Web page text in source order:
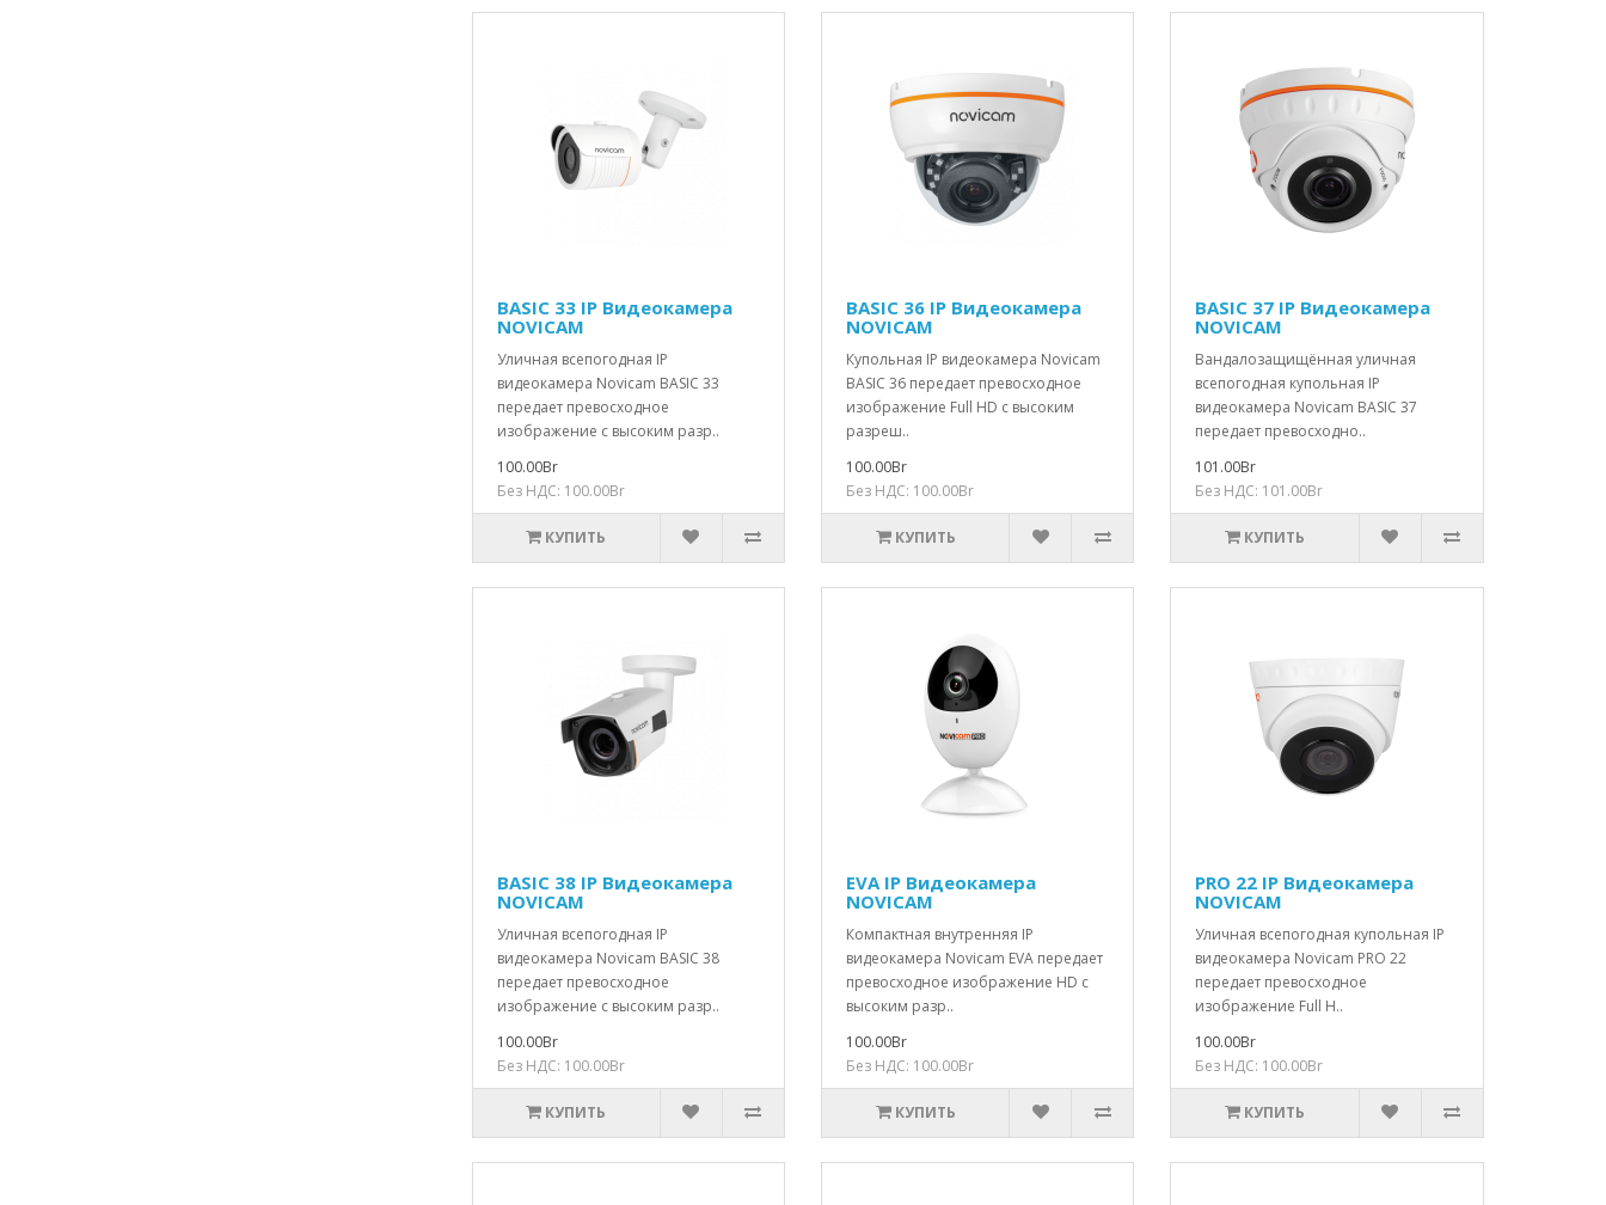
BASIC 33 IP Видеокамера
NOVICAM
Уличная всепогодная IP
видеокамера Novicam BASIC 33
передает превосходное
изображение с высоким разр..
100.00Br
Без НДС: 100.00Br
КУПИТЬ
BASIC 36 IP Видеокамера
NOVICAM
Купольная IP видеокамера Novicam
BASIC 36 передает превосходное
изображение Full HD с высоким
разреш..
100.00Br
Без НДС: 100.00Br
КУПИТЬ
BASIC 37 IP Видеокамера
NOVICAM
Вандалозащищённая уличная
всепогодная купольная IP
видеокамера Novicam BASIC 37
передает превосходно..
101.00Br
Без НДС: 101.00Br
КУПИТЬ
BASIC 38 IP Видеокамера
NOVICAM
Уличная всепогодная IP
видеокамера Novicam BASIC 38
передает превосходное
изображение с высоким разр..
100.00Br
Без НДС: 100.00Br
КУПИТЬ
EVA IP Видеокамера
NOVICAM
Компактная внутренняя IP
видеокамера Novicam EVA передает
превосходное изображение HD с
высоким разр..
100.00Br
Без НДС: 100.00Br
КУПИТЬ
PRO 22 IP Видеокамера
NOVICAM
Уличная всепогодная купольная IP
видеокамера Novicam PRO 22
передает превосходное
изображение Full H..
100.00Br
Без НДС: 100.00Br
КУПИТЬ